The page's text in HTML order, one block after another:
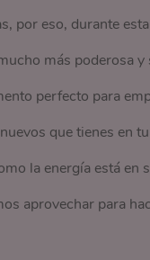
por eso, durante
más poderosa y
perfecto para
que tienes en
la energía está en
aprovechar para